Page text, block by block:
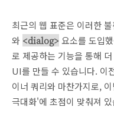
최근의 웹 표준은 이러한
와 <dialog>요소를 도입
로 제공하는 기능을 통해
UI를 만들 수 있습니다. 이
이너 쿼리와 마찬가지로,
극대화'에 초점이 맞춰져